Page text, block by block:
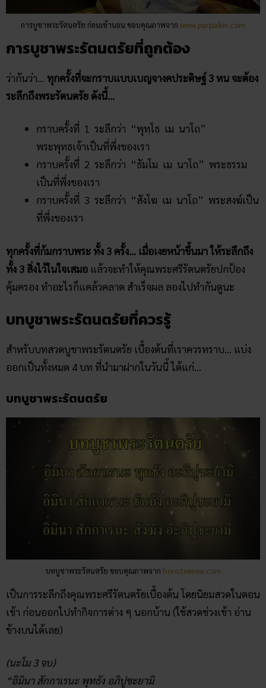
การบูชาพระรัตนตรัย ก่อนเข้านอน ขอบคุณภาพจาก www.parpaikin.com
การบูชาพระรัตนตรัยที่ถูกต้อง
ว่ากันว่า… ทุกครั้งที่จะกราบแบบเบญจางคประดิษฐ์ 3 หน จะต้อง
ระลึกถึงพระรัตนตรัย ดังนี้…
กราบครั้งที่ 1 ระลึกว่า “พุทฺโธ เม นาโถ”
พระพุทธเจ้าเป็นที่พึ่งของเรา
กราบครั้งที่ 2 ระลึกว่า “ธัมโม เม นาโถ” พระธรรม
เป็นที่พึ่งของเรา
กราบครั้งที่ 3 ระลึกว่า “สังโฆ เม นาโถ” พระสงฆ์เป็น
ที่พึ่งของเรา
ทุกครั้งที่ก้มกราบพระ ทั้ง 3 ครั้ง… เมื่อเงยหน้าขึ้นมา ให้ระลึกถึง
ทั้ง 3 สิ่งไว้ในใจเสมอ แล้วจะทำให้คุณพระศรีรัตนตรัยปกป้อง
คุ้มครอง ทำอะไรก็แคล้วคลาด สำเร็จผล ลองไปทำกันดูนะ
บทบูชาพระรัตนตรัยที่ควรรู้
สำหรับบทสวดบูชาพระรัตนตรัย เบื้องต้นที่เราควรทราบ… แบ่ง
ออกเป็นทั้งหมด 4 บท ที่นำมาฝากในวันนี้ ได้แก่…
บทบูชาพระรัตนตรัย
บทบูชาพระรัตนตรัย ขอบคุณภาพจาก horo.teenee.com
เป็นการระลึกถึงคุณพระศรีรัตนตรัยเบื้องต้น โดยนิยมสวดในตอน
เช้า ก่อนออกไปทำกิจการต่าง ๆ นอกบ้าน (ใช้สวดช่วงเช้า อ่าน
ข้างบนได้เลย)
(นะโม 3 จบ)
“อิมินา สักกาเรนะ พุทธัง อภิปูชะยามิ